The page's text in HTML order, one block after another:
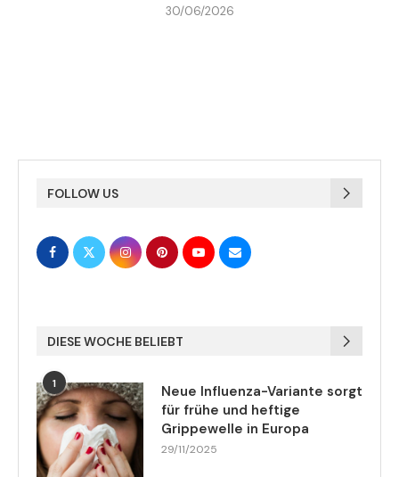
30/06/2026
FOLLOW US
DIESE WOCHE BELIEBT
1
Neue Influenza-Variante sorgt
für frühe und heftige
Grippewelle in Europa
29/11/2025